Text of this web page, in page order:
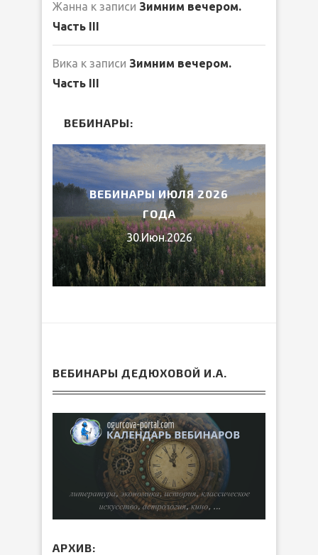
Жанна к записи Зимним вечером.
Часть III
Вика к записи Зимним вечером.
Часть III
ВЕБИНАРЫ:
ВЕБИНАРЫ ИЮЛЯ 2026
ГОДА
30.Июн.2026
ВЕБИНАРЫ ДЕДЮХОВОЙ И.А.
АРХИВ: